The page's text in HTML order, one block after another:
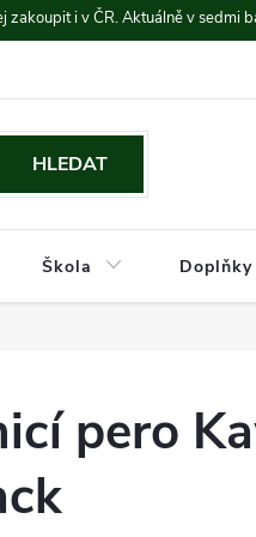
zakoupit i v ČR. Aktuálně v sedmi
HLEDAT
Škola Doplňky
pero